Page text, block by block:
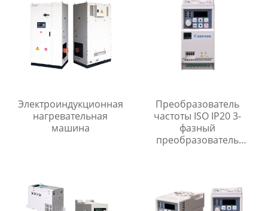
Электроиндукционная
нагревательная
машина
Преобразователь
частоты ISO IP20 3-
фазный
преобразователь